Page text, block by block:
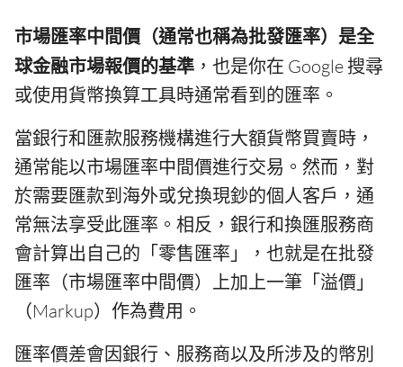
市場匯率中間價（通常也稱為批發匯率）是全
球金融市場報價的基準 ，也是你在 Google 搜尋
或使用貨幣換算工具時通常看到的匯率。
當銀行和匯款服務機構進行大額貨幣買賣時，
通常能以市場匯率中間價進行交易。然而，對
於需要匯款到海外或兌換現鈔的個人客戶，通
常無法享受此匯率。相反，銀行和換匯服務商
會計算出自己的「零售匯率」，也就是在批發
匯率（市場匯率中間價）上加上一筆「溢價」
（Markup）作為費用。
匯率價差會因銀行、服務商以及所涉及的幣別